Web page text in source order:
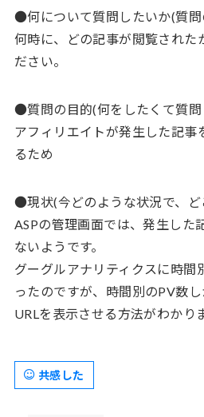
●何について質問したいか(質問
何時に、どの記事が閲覧された
ださい。
●質問の目的(何をしたくて質問
アフィリエイトが発生した記事
るため
●現状(今どのような状況で、ど
ASPの管理画面では、発生した
ないようです。
グーグルアナリティクスに時間
ったのですが、時間別のPV数
URLを表示させる方法がわかり
共感した